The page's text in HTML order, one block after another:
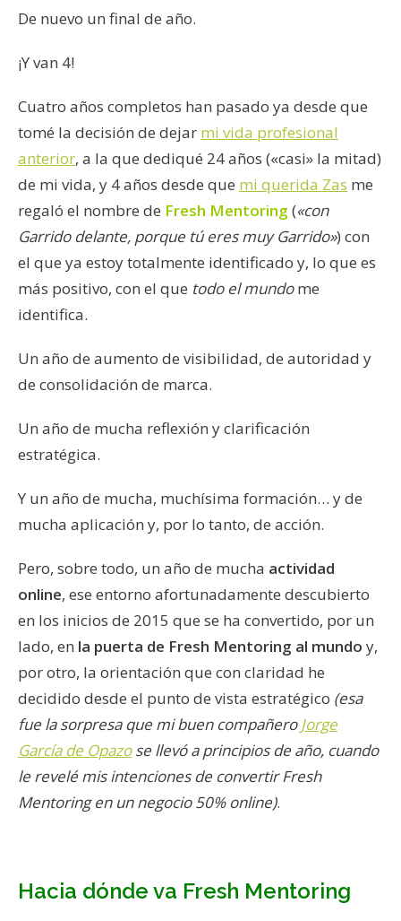
De nuevo un final de año.
¡Y van 4!
Cuatro años completos han pasado ya desde que
tomé la decisión de dejar mi vida profesional
anterior, a la que dediqué 24 años («casi» la mitad)
de mi vida, y 4 años desde que mi querida Zas me
regaló el nombre de Fresh Mentoring («con
Garrido delante, porque tú eres muy Garrido») con
el que ya estoy totalmente identificado y, lo que es
más positivo, con el que todo el mundome
identifica.
Un año de aumento de visibilidad, de autoridad y
de consolidación de marca.
Un año de mucha reflexión y clarificación
estratégica.
Y un año de mucha, muchísima formación… y de
mucha aplicación y, por lo tanto, de acción.
Pero, sobre todo, un año de mucha actividad
online, ese entorno afortunadamente descubierto
en los inicios de 2015 que se ha convertido, por un
lado, en la puerta de Fresh Mentoring al mundo y,
por otro, la orientación que con claridad he
decidido desde el punto de vista estratégico (esa
fue la sorpresa que mi buen compañeroJorge
García de Opazose llevó a principios de año, cuando
le revelé mis intenciones de convertir Fresh
Mentoring en un negocio 50% online).
Hacia dónde va Fresh Mentoring